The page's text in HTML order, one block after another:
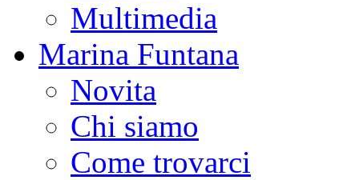
Multimedia
Marina Funtana
Novita
Chi siamo
Come trovarci